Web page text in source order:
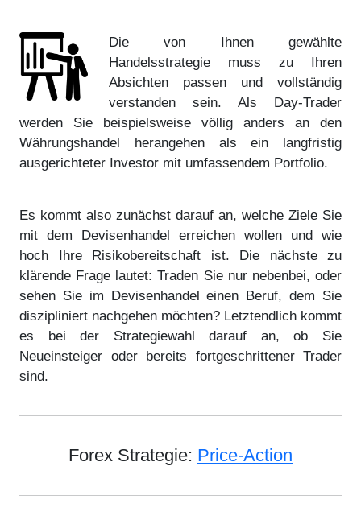
Die von Ihnen gewählte
Handelsstrategie muss zu Ihren
Absichten passen und vollständig
verstanden sein. Als Day-Trader
werden Sie beispielsweise völlig anders an den
Währungshandel herangehen als ein langfristig
ausgerichteter Investor mit umfassendem Portfolio.
Es kommt also zunächst darauf an, welche Ziele Sie
mit dem Devisenhandel erreichen wollen und wie
hoch Ihre Risikobereitschaft ist. Die nächste zu
klärende Frage lautet: Traden Sie nur nebenbei, oder
sehen Sie im Devisenhandel einen Beruf, dem Sie
diszipliniert nachgehen möchten? Letztendlich kommt
es bei der Strategiewahl darauf an, ob Sie
Neueinsteiger oder bereits fortgeschrittener Trader
sind.
Forex Strategie: Price-Action